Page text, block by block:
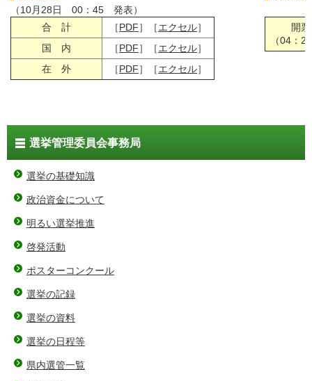
（10月28日 00：45 発表）
合 計
［PDF］［エクセル］
国 内
［PDF］［エクセル］
在 外
［PDF］［エクセル］
開
（04：
選挙管理委員会事務局
選挙の基礎知識
政治資金について
明るい選挙推進
啓発活動
ポスターコンクール
選挙の記録
選挙の資料
選挙の日程等
県内選管一覧